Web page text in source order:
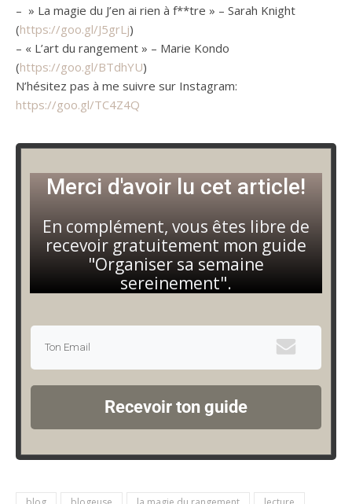
– » La magie du J’en ai rien à f**tre » – Sarah Knight
(https://goo.gl/J5grLj)
– « L’art du rangement » – Marie Kondo
(https://goo.gl/BTdhYU)
N’hésitez pas à me suivre sur Instagram:
https://goo.gl/TC4Z4Q
Merci d'avoir lu cet article!
En complément, vous êtes libre de
recevoir gratuitement mon guide
"Organiser sa semaine
sereinement".
Recevoir ton guide